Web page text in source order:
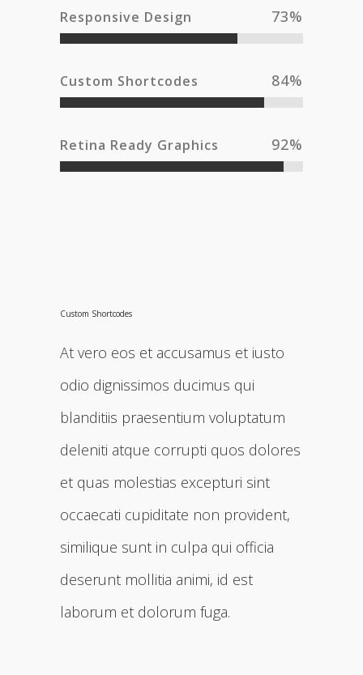
Responsive Design 73%
Custom Shortcodes 84%
Retina Ready Graphics 92%
Custom Shortcodes
At vero eos et accusamus et iusto
odio dignissimos ducimus qui
blanditiis praesentium voluptatum
deleniti atque corrupti quos dolores
et quas molestias excepturi sint
occaecati cupiditate non provident,
similique sunt in culpa qui officia
deserunt mollitia animi, id est
laborum et dolorum fuga.